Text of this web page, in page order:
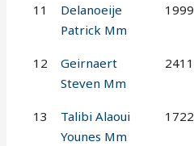
11
Delanoeije
Patrick Mm
1999
12
Geirnaert
Steven Mm
2411
13
Talibi Alaoui
Younes Mm
1722